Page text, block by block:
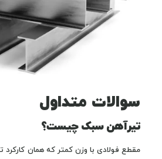
سوالات متداول
تیرآهن سبک چیست؟
مقطع فولادی با وزن کمتر که همان کارکرد